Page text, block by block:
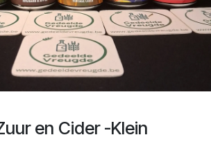
en Cider -Klein